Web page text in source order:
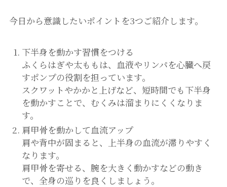
今日から意識したいポイントを3つご紹介します。
下半身を動かす習慣をつける
ふくらはぎや太ももは、血液やリンパを心臓へ戻
すポンプの役割を担っています。
スクワットやかかと上げなど、短時間でも下半身
を動かすことで、むくみは溜まりにくくなりま
す。
肩甲骨を動かして血流アップ
肩や背中が固まると、上半身の血流が滞りやすく
なります。
肩甲骨を寄せる、腕を大きく動かすなどの動き
で、全身の巡りを良くしましょう。